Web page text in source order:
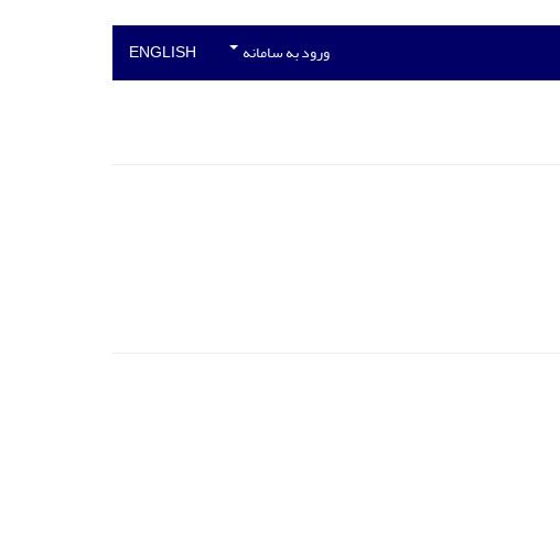
ورود به سامانه ENGLISH